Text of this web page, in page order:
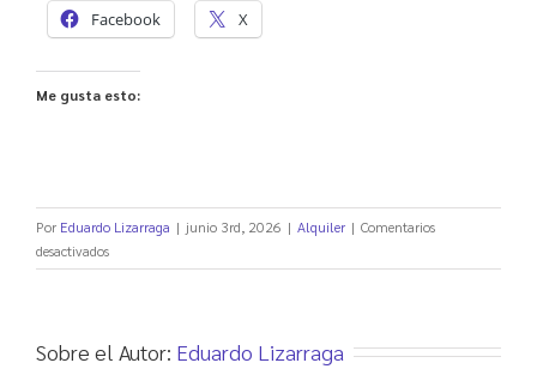
Facebook X
Me gusta esto:
Por Eduardo Lizarraga | junio 3rd, 2026 | Alquiler | Comentarios
desactivadosen
Madrid,
donde
Sobre el Autor: Eduardo Lizarraga